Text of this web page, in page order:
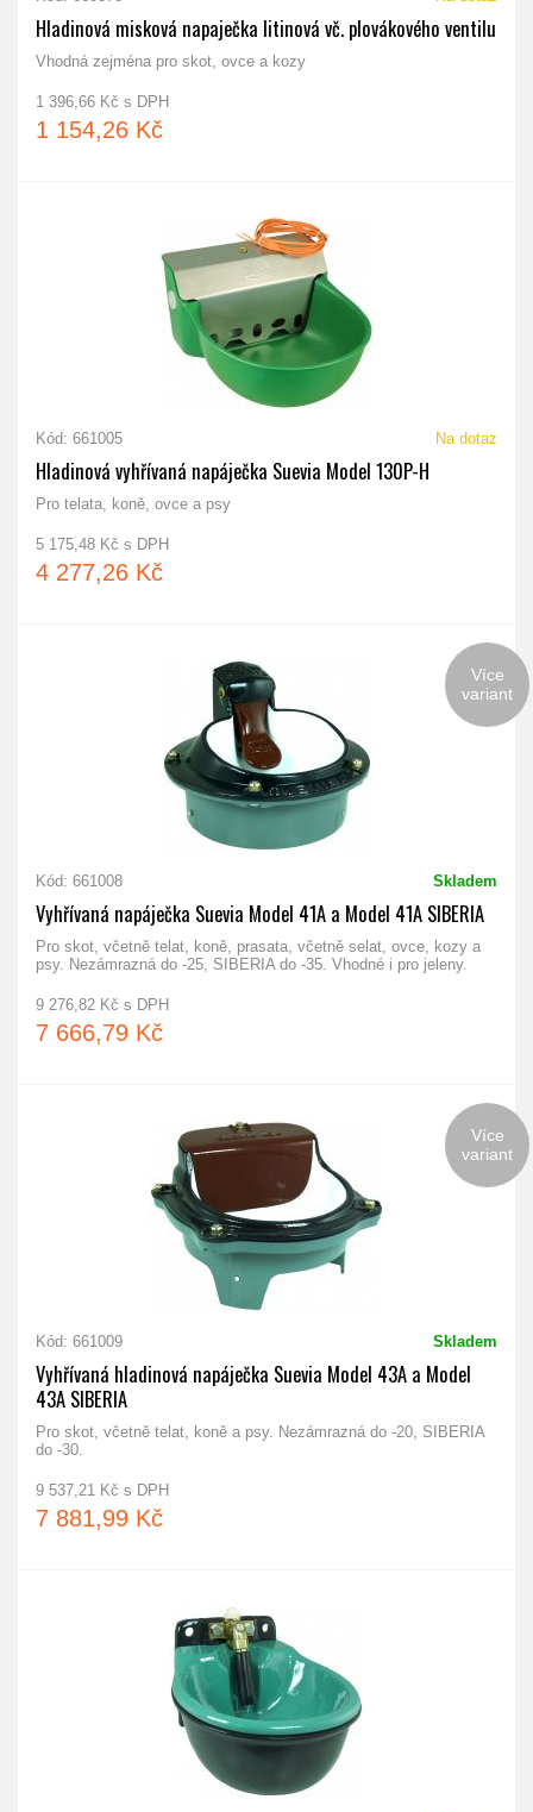
Hladinová misková napaječka litinová vč. plovákového ventilu
Vhodná zejména pro skot, ovce a kozy
1 396,66 Kč s DPH
1 154,26 Kč
Kód: 661005 Na dotaz
Hladinová vyhřívaná napáječka Suevia Model 130P-H
Pro telata, koně, ovce a psy
5 175,48 Kč s DPH
4 277,26 Kč
Kód: 661008 Skladem
Vyhřívaná napáječka Suevia Model 41A a Model 41A SIBERIA
Pro skot, včetně telat, koně, prasata, včetně selat, ovce, kozy a
psy. Nezámrazná do -25, SIBERIA do -35. Vhodné i pro jeleny.
9 276,82 Kč s DPH
7 666,79 Kč
Více
variant
Kód: 661009 Skladem
Vyhřívaná hladinová napáječka Suevia Model 43A a Model
43A SIBERIA
Pro skot, včetně telat, koně a psy. Nezámrazná do -20, SIBERIA
do -30.
9 537,21 Kč s DPH
7 881,99 Kč
Více
variant